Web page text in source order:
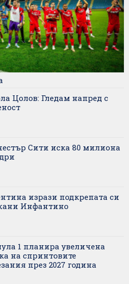
Цолов: Гледам напред с
Сити иска 80 милиона
изрази подкрепата си
Инфантино
1 планира увеличена
на спринтовите
през 2027 година